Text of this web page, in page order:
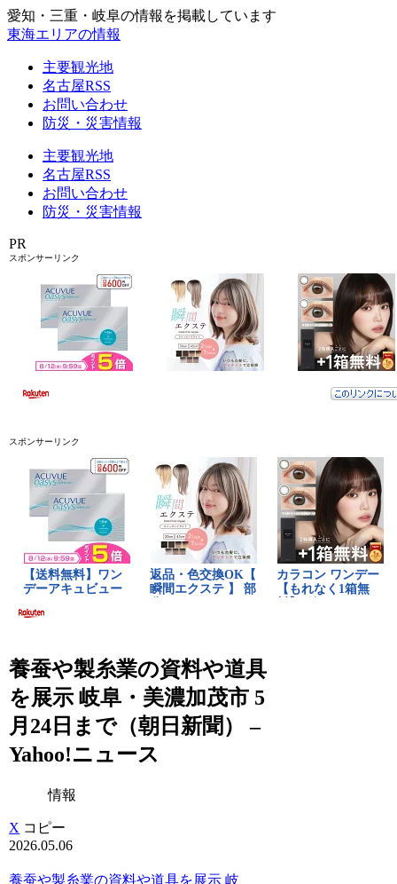
愛知・三重・岐阜の情報を掲載しています
東海エリアの情報
主要観光地
名古屋RSS
お問い合わせ
防災・災害情報
主要観光地
名古屋RSS
お問い合わせ
防災・災害情報
PR
スポンサーリンク
スポンサーリンク
養蚕や製糸業の資料や道具
を展示 岐阜・美濃加茂市 5
月24日まで（朝日新聞） –
Yahoo!ニュース
情報
X コピー
2026.05.06
養蚕や製糸業の資料や道具を展示 岐